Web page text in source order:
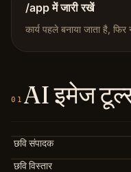
/app में जारी रखें
कार्य पहले बनाया जाता है, फिर
01 AI इमेज
छवि संपादक
छवि विस्तार